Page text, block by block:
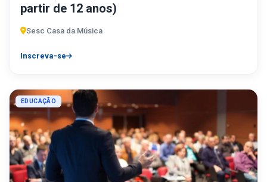
partir de 12 anos)
Sesc Casa da Música
Inscreva-se
EDUCAÇÃO